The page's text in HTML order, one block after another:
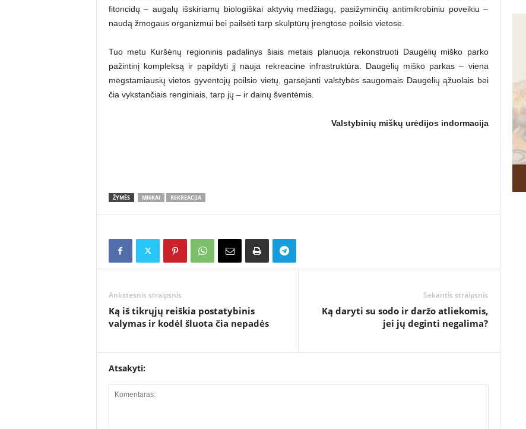
fitoncidų – augalų išskiriamų biologiškai aktyvių medžiagų, pasižyminčių antimikrobiniu poveikiu –
naudą žmogaus organizmui bei pailsėti tarp skulptūrų įrengtose poilsio vietose.
Tuo metu Kuršėnų regioninis padalinys šiais metais planuoja rekonstruoti Daugėlių miško parko
pažintinį kompleksą ir papildyti jį nauja rekreacine infrastruktūra. Daugėlių miško parkas – viena
mėgstamiausių vietos gyventojų poilsio vietų, garsėjanti valstybės saugomais Daugėlių ąžuolais bei
čia vykstančiais renginiais, tarp jų – ir dainų šventėmis.
Valstybinių miškų urėdijos indormacija
ŽYMĖS MI6KAI REKREACIJA
Ankstesnis straipsnis
Ką iš tikrųjų reiškia postatybinis
valymas ir kodėl šluota čia nepadės
Sekantis straipsnis
Ką daryti su sodo ir daržo atliekomis,
jei jų deginti negalima?
Atsakyti: